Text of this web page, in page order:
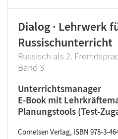
Dialog · Lehrwerk
Russischunterricht
Russisch als 2.
Band 3
Unterrichtsmanager
E-Book mit
Planungstools (Test-
Cornelsen Verlag, ISBN 978-3-